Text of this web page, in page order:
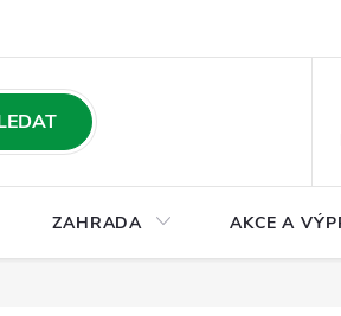
ZAHRADA AKCE A